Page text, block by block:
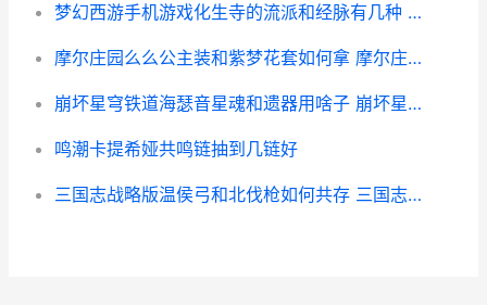
梦幻西游手机游戏化生寺的流派和经脉有几种 梦幻西游手机游苹果
摩尔庄园么么公主装和紫梦花套如何拿 摩尔庄园么么公主生日
崩坏星穹铁道海瑟音星魂和遗器用啥子 崩坏星穹铁道海盗占领列车
鸣潮卡提希娅共鸣链抽到几链好
三国志战略版温侯弓和北伐枪如何共存 三国志战略版温侯吕布